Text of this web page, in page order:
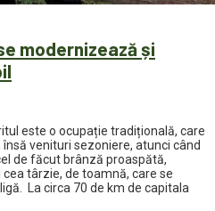
modernizează și
este o ocupație tradițională, care
venituri sezoniere, atunci când
de făcut brânză proaspătă,
târzie, de toamnă, care se
La circa 70 de km de capitala